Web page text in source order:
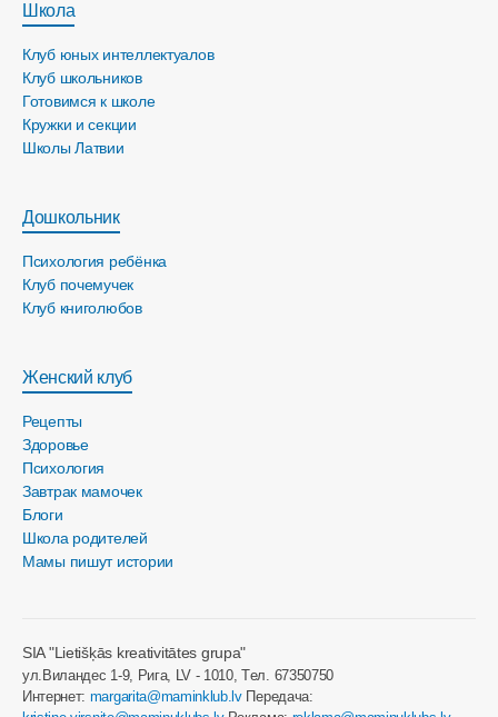
Школа
Клуб юных интеллектуалов
Клуб школьников
Готовимся к школе
Кружки и секции
Школы Латвии
Дошкольник
Психология ребёнка
Клуб почемучек
Клуб книголюбов
Женский клуб
Рецепты
Здоровье
Психология
Завтрак мамочек
Блоги
Школа родителей
Мамы пишут истории
SIA "Lietišķās kreativitātes grupa"
ул.Виландес 1-9, Рига, LV - 1010, Tел. 67350750
Интернет: margarita@maminklub.lvПередача: